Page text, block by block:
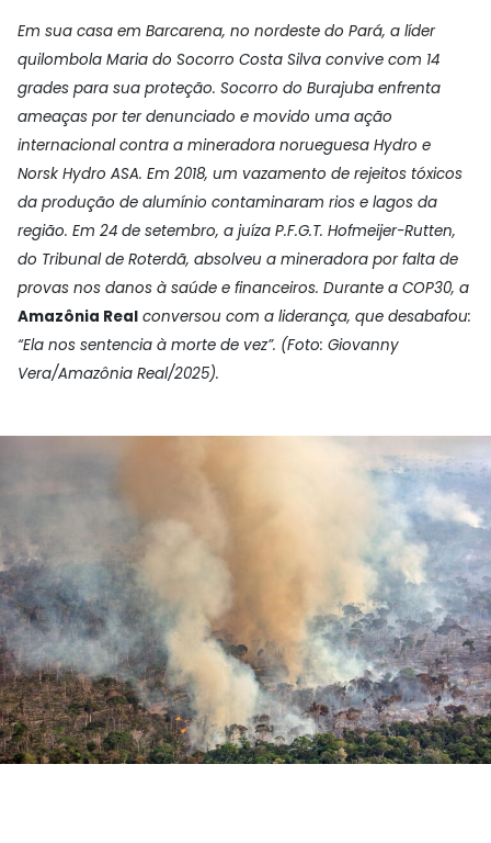
Em sua casa em Barcarena, no nordeste do Pará, a líder
quilombola Maria do Socorro Costa Silva convive com 14
grades para sua proteção. Socorro do Burajuba enfrenta
ameaças por ter denunciado e movido uma ação
internacional contra a mineradora norueguesa Hydro e
Norsk Hydro ASA. Em 2018, um vazamento de rejeitos tóxicos
da produção de alumínio contaminaram rios e lagos da
região. Em 24 de setembro, a juíza P.F.G.T. Hofmeijer-Rutten,
do Tribunal de Roterdã, absolveu a mineradora por falta de
provas nos danos à saúde e financeiros. Durante a COP30, a
Amazônia Real conversou com a liderança, que desabafou:
“Ela nos sentencia à morte de vez”. (Foto: Giovanny
Vera/Amazônia Real/2025).